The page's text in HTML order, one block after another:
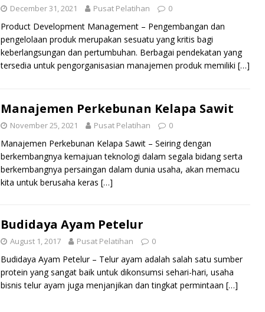
December 31, 2021 Pusat Pelatihan 0
Product Development Management – Pengembangan dan
pengelolaan produk merupakan sesuatu yang kritis bagi
keberlangsungan dan pertumbuhan. Berbagai pendekatan yang
tersedia untuk pengorganisasian manajemen produk memiliki […]
Manajemen Perkebunan Kelapa Sawit
November 25, 2021 Pusat Pelatihan 0
Manajemen Perkebunan Kelapa Sawit – Seiring dengan
berkembangnya kemajuan teknologi dalam segala bidang serta
berkembangnya persaingan dalam dunia usaha, akan memacu
kita untuk berusaha keras […]
Budidaya Ayam Petelur
August 1, 2017 Pusat Pelatihan 0
Budidaya Ayam Petelur – Telur ayam adalah salah satu sumber
protein yang sangat baik untuk dikonsumsi sehari-hari, usaha
bisnis telur ayam juga menjanjikan dan tingkat permintaan […]